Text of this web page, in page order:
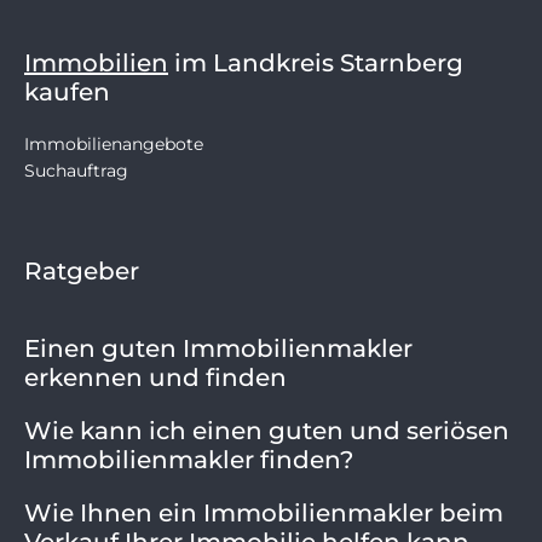
Immobilien im Landkreis Starnberg
kaufen
Immobilienangebote
Suchauftrag
Ratgeber
Einen guten Immobilienmakler
erkennen und finden
Wie kann ich einen guten und seriösen
Immobilienmakler finden?
Wie Ihnen ein Immobilienmakler beim